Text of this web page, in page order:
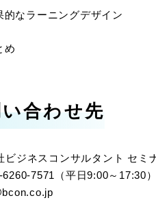
的なラーニングデザイン
め
合わせ先
ビジネスコンサルタント セミ
7571（平日9:00～17:30）